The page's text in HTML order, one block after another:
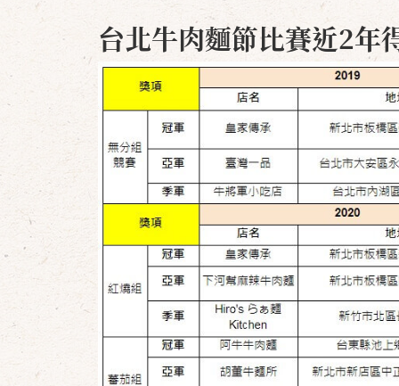
台北牛肉麵節比賽近2年